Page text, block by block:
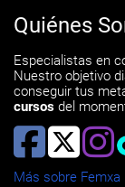
Quiénes
Especialistas en
Nuestro objetivo
conseguir tus
cursos del
Más sobre Femxa